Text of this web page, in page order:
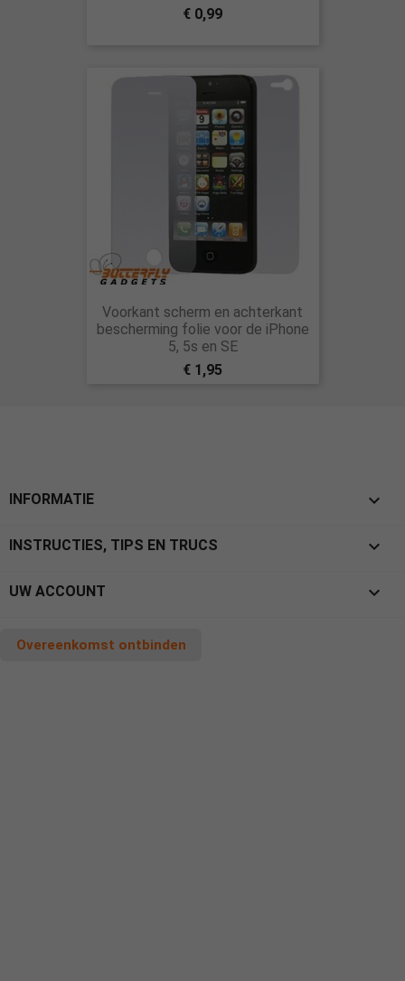
€ 0,99
Voorkant scherm en achterkant
bescherming folie voor de iPhone
5, 5s en SE
€ 1,95
INFORMATIE 
INSTRUCTIES, TIPS EN TRUCS 
UW ACCOUNT 
Overeenkomst ontbinden